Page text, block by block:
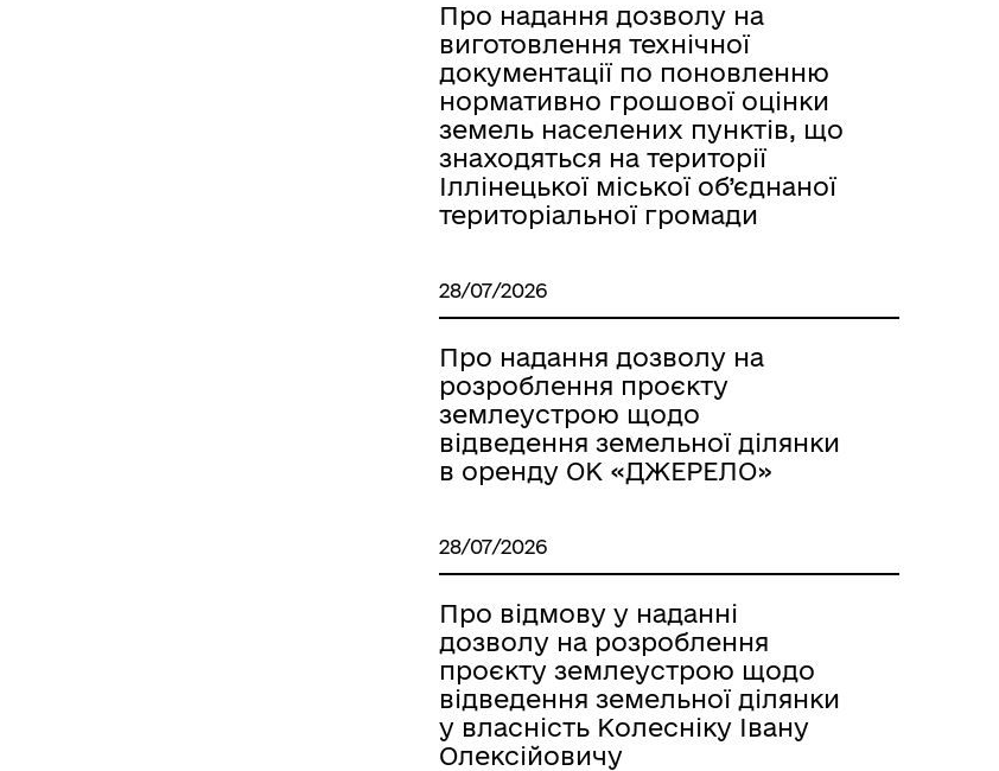
Про надання дозволу на
виготовлення технічної
документації по поновленню
нормативно грошової оцінки
земель населених пунктів, що
знаходяться на території
Іллінецької міської об’єднаної
територіальної громади
28/07/2026
Про надання дозволу на
розроблення проєкту
землеустрою щодо
відведення земельної ділянки
в оренду ОК «ДЖЕРЕЛО»
28/07/2026
Про відмову у наданні
дозволу на розроблення
проєкту землеустрою щодо
відведення земельної ділянки
у власність Колесніку Івану
Олексійовичу